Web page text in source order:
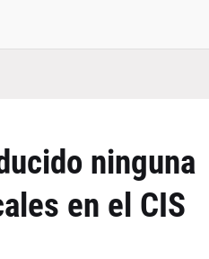
ninguna
en el CIS